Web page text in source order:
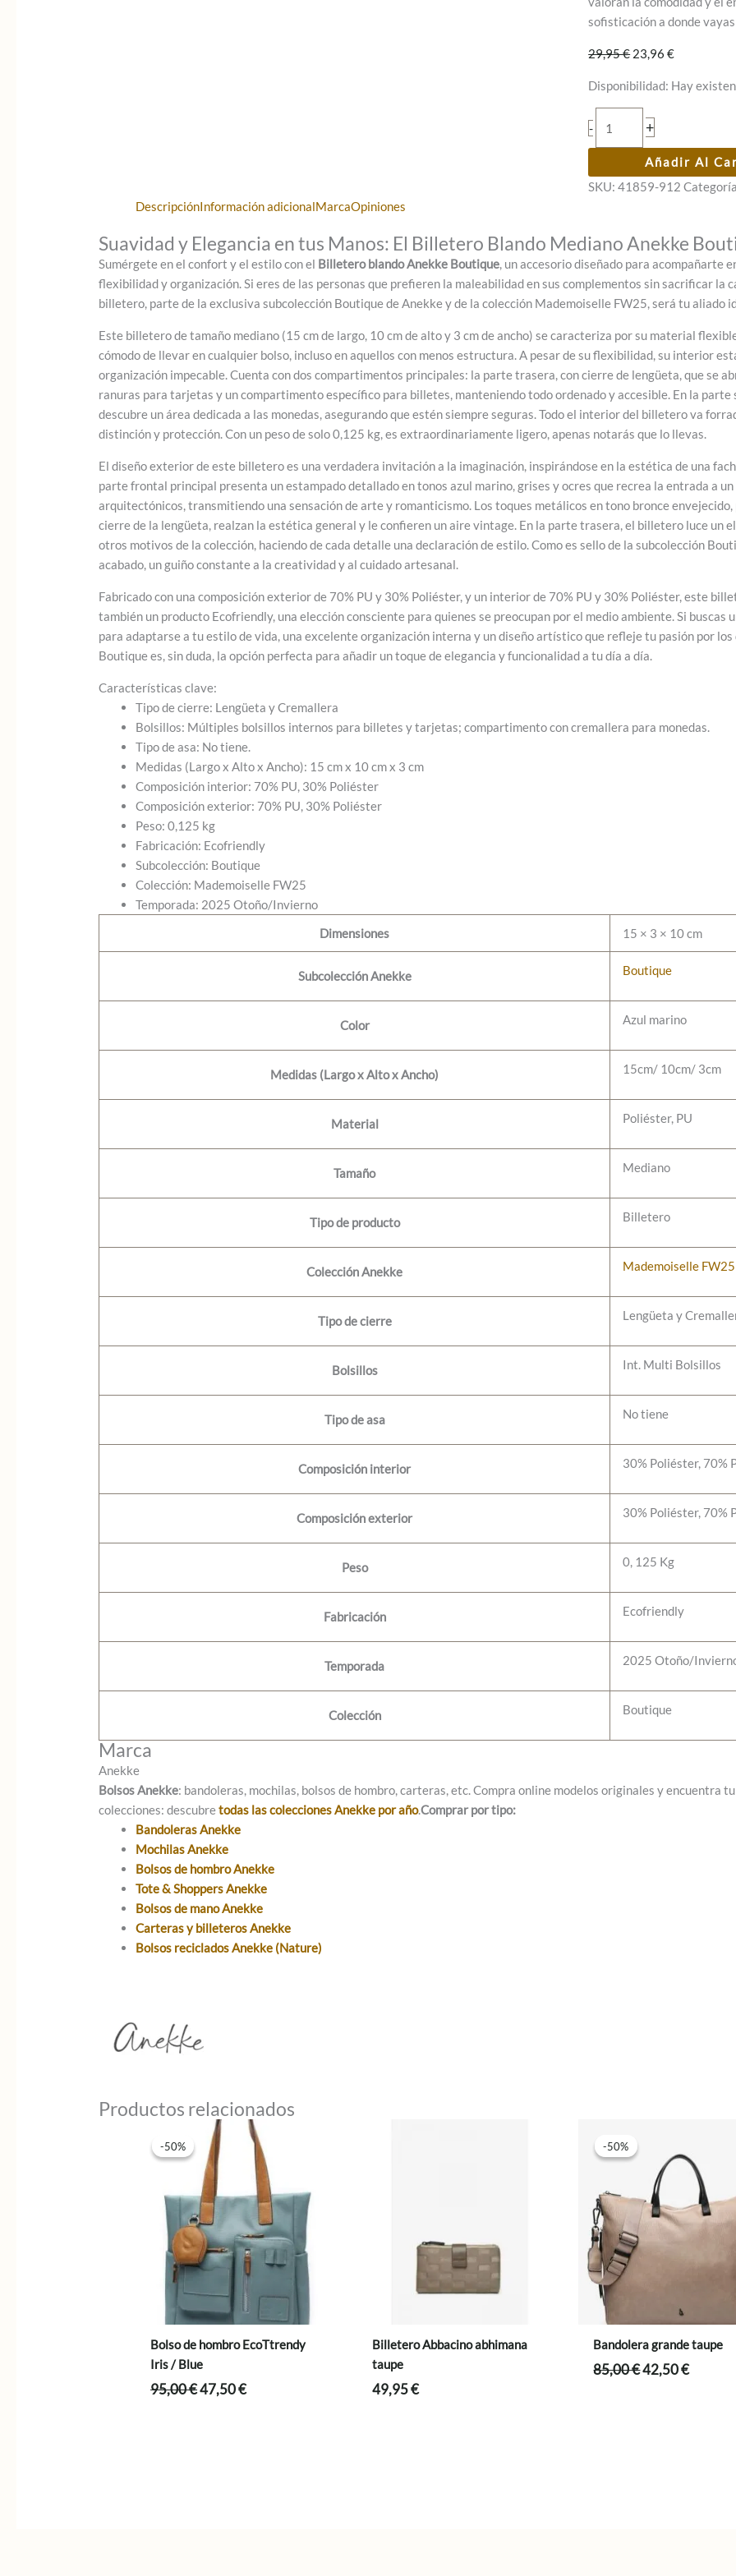
sofisticación a donde
29,95€ El
original
era:
29,95 €.
23,96€El
actual
Disponibilidad: Hay
-
blando
Boutique
cantidad
+
Añadir Al
SKU:41859-912
DescripciónInformación adicionalMarcaOpiniones
Suavidad y Elegancia en tus Manos: El Billetero Blando Mediano Anekke
Sumérgete en el confort y el estilo con el Billetero blando Anekke Boutique, un accesorio diseñado para acompañarte
flexibilidad y organización. Si eres de las personas que prefieren la maleabilidad en sus complementos sin sacrificar la
billetero, parte de la exclusiva subcolección Boutique de Anekke y de la colección Mademoiselle FW25, será tu
Este billetero de tamaño mediano (15 cm de largo, 10 cm de alto y 3 cm de ancho) se caracteriza por su material
cómodo de llevar en cualquier bolso, incluso en aquellos con menos estructura. A pesar de su flexibilidad, su interior
organización impecable. Cuenta con dos compartimentos principales: la parte trasera, con cierre de lengüeta, que se
ranuras para tarjetas y un compartimento específico para billetes, manteniendo todo ordenado y accesible. En la
descubre un área dedicada a las monedas, asegurando que estén siempre seguras. Todo el interior del billetero va
distinción y protección. Con un peso de solo 0,125 kg, es extraordinariamente ligero, apenas notarás que lo llevas.
El diseño exterior de este billetero es una verdadera invitación a la imaginación, inspirándose en la estética de una
parte frontal principal presenta un estampado detallado en tonos azul marino, grises y ocres que recrea la entrada a
arquitectónicos, transmitiendo una sensación de arte y romanticismo. Los toques metálicos en tono bronce
cierre de la lengüeta, realzan la estética general y le confieren un aire vintage. En la parte trasera, el billetero luce un
otros motivos de la colección, haciendo de cada detalle una declaración de estilo. Como es sello de la subcolección
acabado, un guiño constante a la creatividad y al cuidado artesanal.
Fabricado con una composición exterior de 70% PU y 30% Poliéster, y un interior de 70% PU y 30% Poliéster, este
también un producto Ecofriendly, una elección consciente para quienes se preocupan por el medio ambiente. Si
para adaptarse a tu estilo de vida, una excelente organización interna y un diseño artístico que refleje tu pasión por
Boutique es, sin duda, la opción perfecta para añadir un toque de elegancia y funcionalidad a tu día a día.
Características clave:
Tipo de cierre: Lengüeta y Cremallera
Bolsillos: Múltiples bolsillos internos para billetes y tarjetas; compartimento con cremallera para monedas.
Tipo de asa: No tiene.
Medidas (Largo x Alto x Ancho): 15 cm x 10 cm x 3 cm
Composición interior: 70% PU, 30% Poliéster
Composición exterior: 70% PU, 30% Poliéster
Peso: 0,125 kg
Fabricación: Ecofriendly
Subcolección: Boutique
Colección: Mademoiselle FW25
Temporada: 2025 Otoño/Invierno
Dimensiones
15 × 3 × 10 cm
Subcolección Anekke Boutique
Color Azul marino
Medidas (Largo x Alto x Ancho) 15cm/ 10cm/ 3cm
Material Poliéster, PU
Tamaño Mediano
Tipo de producto Billetero
Colección Anekke Mademoiselle FW25
Tipo de cierre Lengüeta y
Bolsillos Int. Multi Bolsillos
Tipo de asa No tiene
Composición interior 30% Poliéster, 70%
Composición exterior 30% Poliéster, 70%
Peso 0, 125 Kg
Fabricación Ecofriendly
Temporada 2025 Otoño/
Colección Boutique
Marca
Anekke
Bolsos Anekke: bandoleras, mochilas, bolsos de hombro, carteras, etc. Compra online modelos originales y encuentra
colecciones: descubretodas las colecciones Anekke por año.Comprar por tipo:
Bandoleras Anekke
Mochilas Anekke
Bolsos de hombro Anekke
Tote & Shoppers Anekke
Bolsos de mano Anekke
Carteras y billeteros Anekke
Bolsos reciclados Anekke (Nature)
Productos relacionados
-50%
-50%
Bolso de hombro EcoTtrendy
Iris / Blue
95,00€El
47,50€El
Billetero Abbacino abhimana
taupe
49,95€
-50%
-50%
Bandolera grande taupe
85,00€El
42,50€El